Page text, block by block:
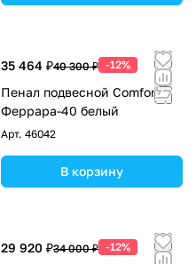
35 464 ₽40 300 ₽ -12%
Пенал подвесной Comforty
Феррара-40 белый
Арт. 46042
В корзину
29 920 ₽34 000 ₽ -12%